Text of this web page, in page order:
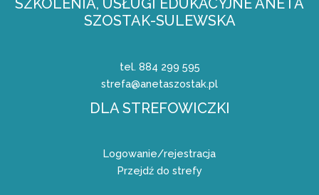
SZOSTAK-SULEWSKA
tel. 884 299 595
strefa@anetaszostak.pl
DLA STREFOWICZKI
Logowanie/rejestracja
Przejdź do strefy